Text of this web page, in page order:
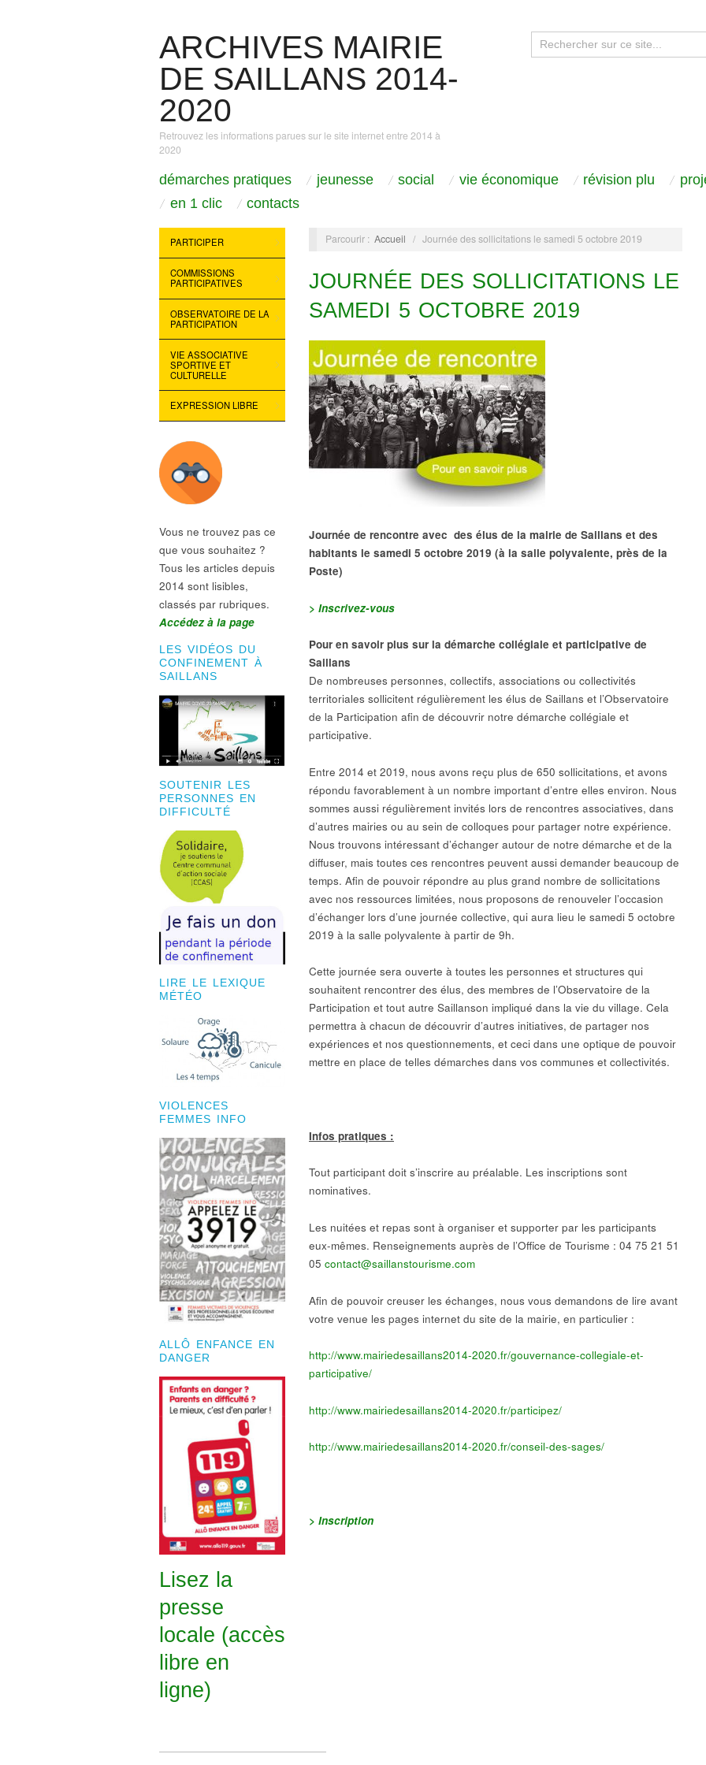
ARCHIVES MAIRIE
DE SAILLANS 2014-
2020
Retrouvez les informations parues sur le site internet entre 2014 à
2020
démarches pratiques jeunesse social vie économique révision plu
en 1 clic
contacts
PARTICIPER
COMMISSIONS
PARTICIPATIVES
OBSERVATOIRE DE LA
PARTICIPATION
VIE ASSOCIATIVE
SPORTIVE ET
CULTURELLE
EXPRESSION LIBRE
Vous ne trouvez pas ce
que vous souhaitez ?
Tous les articles depuis
2014 sont lisibles,
classés par rubriques.
Accédez à la page
LES VIDÉOS DU
CONFINEMENT À
SAILLANS
SOUTENIR LES
PERSONNES EN
DIFFICULTÉ
LIRE LE LEXIQUE
MÉTÉO
VIOLENCES
FEMMES INFO
ALLÔ ENFANCE EN
DANGER
Lisez la
presse
locale (accès
libre en
ligne)
Parcourir : Accueil / Journée des sollicitations le samedi 5 octobre 2019
JOURNÉE DES SOLLICITATIONS LE
SAMEDI 5 OCTOBRE 2019
Journée de rencontre avec des élus de la mairie de Saillans et des
habitants le samedi 5 octobre 2019 (à la salle polyvalente, près de la
Poste)
> Inscrivez-vous
Pour en savoir plus sur la démarche collégiale et participative de
Saillans
De nombreuses personnes, collectifs, associations ou collectivités
territoriales sollicitent régulièrement les élus de Saillans et l’Observatoire
de la Participation afin de découvrir notre démarche collégiale et
participative.
Entre 2014 et 2019, nous avons reçu plus de 650 sollicitations, et avons
répondu favorablement à un nombre important d’entre elles environ. Nous
sommes aussi régulièrement invités lors de rencontres associatives, dans
d’autres mairies ou au sein de colloques pour partager notre expérience.
Nous trouvons intéressant d’échanger autour de notre démarche et de la
diffuser, mais toutes ces rencontres peuvent aussi demander beaucoup de
temps. Afin de pouvoir répondre au plus grand nombre de sollicitations
avec nos ressources limitées, nous proposons de renouveler l’occasion
d’échanger lors d’une journée collective, qui aura lieu le samedi 5 octobre
2019 à la salle polyvalente à partir de 9h.
Cette journée sera ouverte à toutes les personnes et structures qui
souhaitent rencontrer des élus, des membres de l’Observatoire de la
Participation et tout autre Saillanson impliqué dans la vie du village. Cela
permettra à chacun de découvrir d’autres initiatives, de partager nos
expériences et nos questionnements, et ceci dans une optique de pouvoir
mettre en place de telles démarches dans vos communes et collectivités.
Infos pratiques :
Tout participant doit s’inscrire au préalable. Les inscriptions sont
nominatives.
Les nuitées et repas sont à organiser et supporter par les participants
eux-mêmes. Renseignements auprès de l’Office de Tourisme : 04 75 21 51
05 contact@saillanstourisme.com
Afin de pouvoir creuser les échanges, nous vous demandons de lire avant
votre venue les pages internet du site de la mairie, en particulier :
http://www.mairiedesaillans2014-2020.fr/gouvernance-collegiale-et-
participative/
http://www.mairiedesaillans2014-2020.fr/participez/
http://www.mairiedesaillans2014-2020.fr/conseil-des-sages/
> Inscription